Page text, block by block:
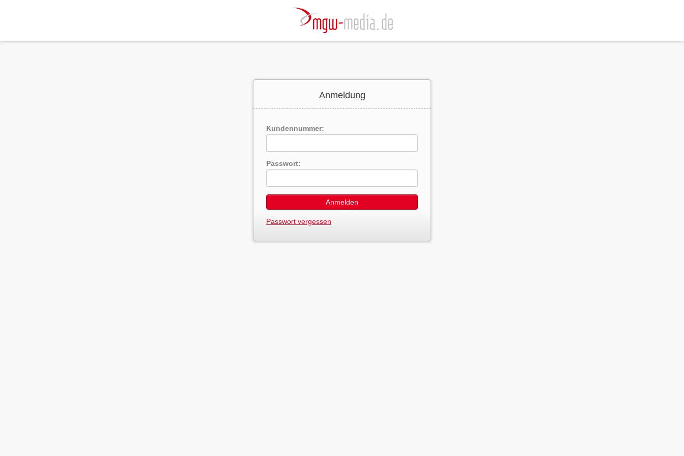
Anmeldung
Kundennummer:
Passwort:
Anmelden
Passwort vergessen